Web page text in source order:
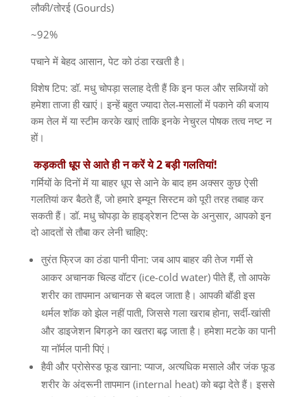
लौकी/तोरई (Gourds)
~92%
पचाने में बेहद आसान, पेट को ठंडा रखती है।
विशेष टिप: डॉ. मधु चोपड़ा सलाह देती हैं कि इन फल और सब्जियों को
हमेशा ताजा ही खाएं। इन्हें बहुत ज्यादा तेल-मसालों में पकाने की बजाय
कम तेल में या स्टीम करके खाएं ताकि इनके नेचुरल पोषक तत्व नष्ट न
हों।
कड़कती धूप से आते ही न करें ये 2 बड़ी गलतियां!
गर्मियों के दिनों में या बाहर धूप से आने के बाद हम अक्सर कुछ ऐसी
गलतियां कर बैठते हैं, जो हमारे इम्यून सिस्टम को पूरी तरह तबाह कर
सकती हैं। डॉ. मधु चोपड़ा के हाइड्रेशन टिप्स के अनुसार, आपको इन
दो आदतों से तौबा कर लेनी चाहिए:
तुरंत फ्रिज का ठंडा पानी पीना: जब आप बाहर की तेज गर्मी से
आकर अचानक चिल्ड वॉटर (ice-cold water) पीते हैं, तो आपके
शरीर का तापमान अचानक से बदल जाता है। आपकी बॉडी इस
थर्मल शॉक को झेल नहीं पाती, जिससे गला खराब होना, सर्दी-खांसी
और डाइजेशन बिगड़ने का खतरा बढ़ जाता है। हमेशा मटके का पानी
या नॉर्मल पानी पिएं।
हैवी और प्रोसेस्ड फूड खाना: प्याज, अत्यधिक मसाले और जंक फूड
शरीर के अंदरूनी तापमान (internal heat) को बढ़ा देते हैं। इससे